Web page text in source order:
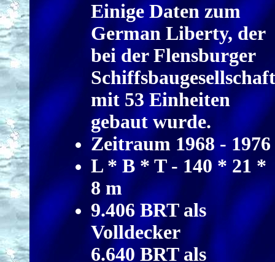
Einige Daten zum
German Liberty, der
bei der Flensburger
Schiffsbaugesellschaft
mit 53 Einheiten
gebaut wurde.
Zeitraum 1968 - 1976
L * B * T - 140 * 21 *
8 m
9.406 BRT als
Volldecker
6.640 BRT als